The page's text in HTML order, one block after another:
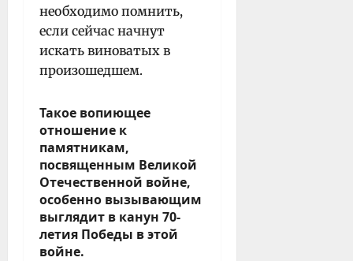
необходимо помнить,
если сейчас начнут
искать виноватых в
произошедшем.
Такое вопиющее
отношение к
памятникам,
посвященным Великой
Отечественной войне,
особенно вызывающим
выглядит в канун 70-
летия Победы в этой
войне.